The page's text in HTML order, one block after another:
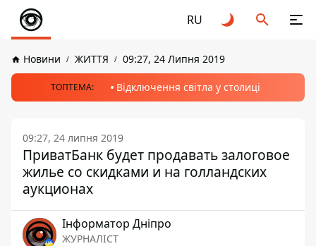
RU
Новини ЖИТТЯ 09:27, 24 Липня 2019
ТОПТЕМА: Відключення світла у столиці
09:27, 24 липня 2019
ПриватБанк будет продавать залоговое
жилье со скидками и на голландских
аукционах
Інформатор Дніпро
ЖУРНАЛІСТ